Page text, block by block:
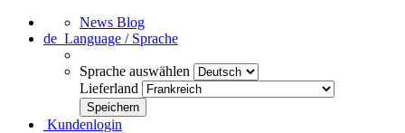
News Blog
de Language / Sprache
Sprache auswählen
Lieferland
Kundenlogin